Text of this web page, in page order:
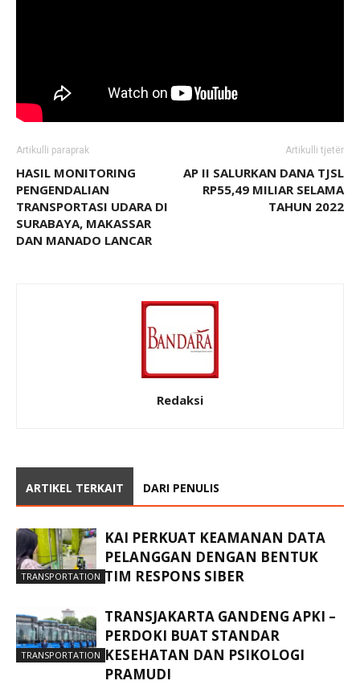
Artikulli paraprak
HASIL MONITORING
PENGENDALIAN
TRANSPORTASI UDARA DI
SURABAYA, MAKASSAR
DAN MANADO LANCAR
Artikulli tjetër
AP II SALURKAN DANA TJSL
RP55,49 MILIAR SELAMA
TAHUN 2022
Redaksi
ARTIKEL TERKAIT DARI PENULIS
TRANSPORTATION
KAI PERKUAT KEAMANAN DATA
PELANGGAN DENGAN BENTUK
TIM RESPONS SIBER
TRANSPORTATION
TRANSJAKARTA GANDENG APKI –
PERDOKI BUAT STANDAR
KESEHATAN DAN PSIKOLOGI
PRAMUDI